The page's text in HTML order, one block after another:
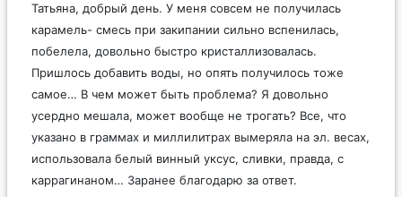
Татьяна, добрый день. У меня совсем не получилась
карамель- смесь при закипании сильно вспенилась,
побелела, довольно быстро кристаллизовалась.
Пришлось добавить воды, но опять получилось тоже
самое… В чем может быть проблема? Я довольно
усердно мешала, может вообще не трогать? Все, что
указано в граммах и миллилитрах вымеряла на эл. весах,
использовала белый винный уксус, сливки, правда, с
каррагинаном… Заранее благодарю за ответ.